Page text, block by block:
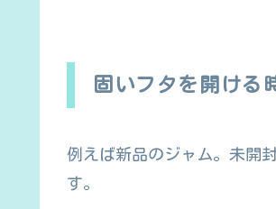
固いフタを開ける
例えば新品のジャム。未開
す。